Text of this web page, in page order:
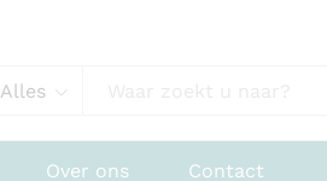
Alles
Over ons Contact